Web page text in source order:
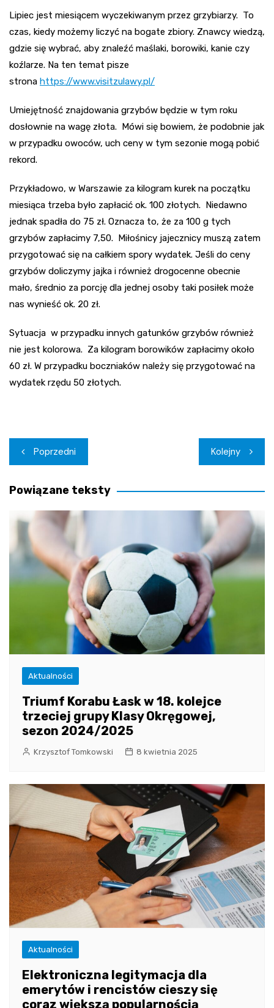
Lipiec jest miesiącem wyczekiwanym przez grzybiarzy. To
czas, kiedy możemy liczyć na bogate zbiory. Znawcy wiedzą,
gdzie się wybrać, aby znaleźć maślaki, borowiki, kanie czy
koźlarze. Na ten temat pisze
strona https://www.visitzulawy.pl/
Umiejętność znajdowania grzybów będzie w tym roku
dosłownie na wagę złota. Mówi się bowiem, że podobnie jak
w przypadku owoców, uch ceny w tym sezonie mogą pobić
rekord.
Przykładowo, w Warszawie za kilogram kurek na początku
miesiąca trzeba było zapłacić ok. 100 złotych. Niedawno
jednak spadła do 75 zł. Oznacza to, że za 100 g tych
grzybów zapłacimy 7,50. Miłośnicy jajecznicy muszą zatem
przygotować się na całkiem spory wydatek. Jeśli do ceny
grzybów doliczymy jajka i również drogocenne obecnie
mało, średnio za porcję dla jednej osoby taki posiłek może
nas wynieść ok. 20 zł.
Sytuacja w przypadku innych gatunków grzybów również
nie jest kolorowa. Za kilogram borowików zapłacimy około
60 zł. W przypadku boczniaków należy się przygotować na
wydatek rzędu 50 złotych.
Nawigacja
wpisu
Poprzedni Kolejny
Powiązane teksty
Aktualności
Triumf Korabu Łask w 18. kolejce
trzeciej grupy Klasy Okręgowej,
sezon 2024/2025
Krzysztof Tomkowski 8 kwietnia 2025
Aktualności
Elektroniczna legitymacja dla
emerytów i rencistów cieszy się
coraz większą popularnością